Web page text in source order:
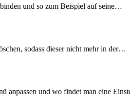
und so zum Beispiel auf seine…
sodass dieser nicht mehr in der…
anpassen und wo findet man eine